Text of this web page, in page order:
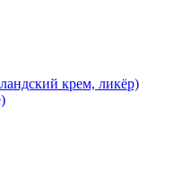
крем, ликёр)